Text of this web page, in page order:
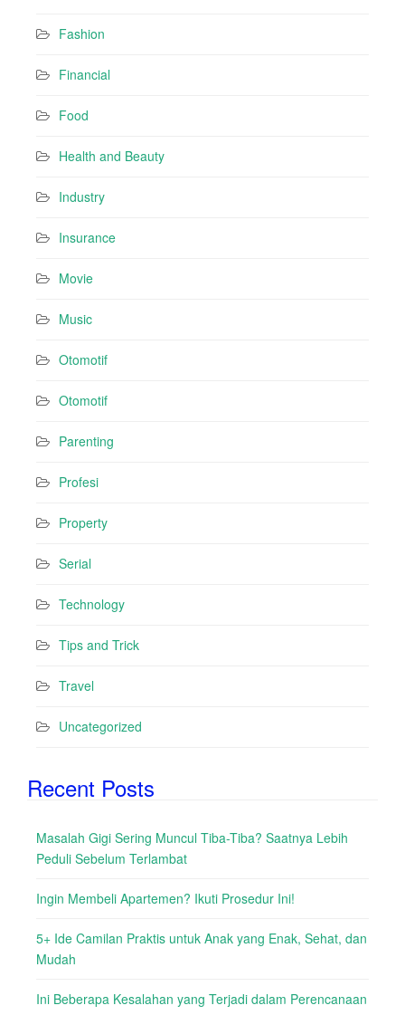
Fashion
Financial
Food
Health and Beauty
Industry
Insurance
Movie
Music
Otomotif
Otomotif
Parenting
Profesi
Property
Serial
Technology
Tips and Trick
Travel
Uncategorized
Recent Posts
Masalah Gigi Sering Muncul Tiba-Tiba? Saatnya Lebih
Peduli Sebelum Terlambat
Ingin Membeli Apartemen? Ikuti Prosedur Ini!
5+ Ide Camilan Praktis untuk Anak yang Enak, Sehat, dan
Mudah
Ini Beberapa Kesalahan yang Terjadi dalam Perencanaan